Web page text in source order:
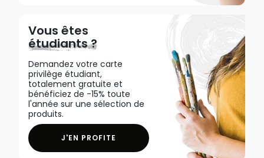
Vous êtes
étudiants ?
Demandez votre carte
privilège étudiant,
totalement gratuite et
bénéficiez de -15% toute
l'année sur une sélection de
produits.
J'EN PROFITE